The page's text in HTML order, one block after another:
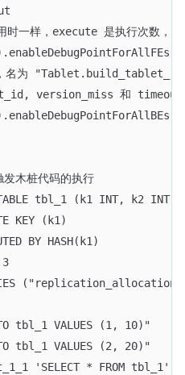
一样，execute 是执行次数，
名为
version_miss 和 timeout
木桩代码的执行
tbl_1 (k1 INT, k2 INT)
KEY (k1)
BY HASH(k1)
3
tbl_1 VALUES (1, 10)"
tbl_1 VALUES (2, 20)"
'SELECT * FROM tbl_1'